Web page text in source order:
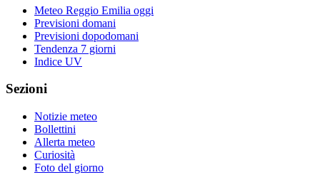
Meteo Reggio Emilia oggi
Previsioni domani
Previsioni dopodomani
Tendenza 7 giorni
Indice UV
Sezioni
Notizie meteo
Bollettini
Allerta meteo
Curiosità
Foto del giorno